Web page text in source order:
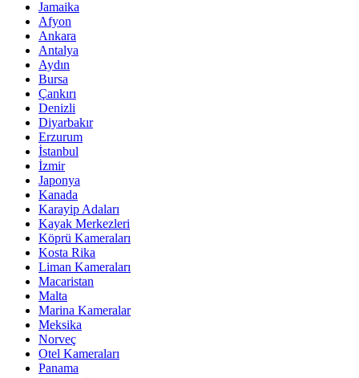
Jamaika
Afyon
Ankara
Antalya
Aydın
Bursa
Çankırı
Denizli
Diyarbakır
Erzurum
İstanbul
İzmir
Japonya
Kanada
Karayip Adaları
Kayak Merkezleri
Köprü Kameraları
Kosta Rika
Liman Kameraları
Macaristan
Malta
Marina Kameralar
Meksika
Norveç
Otel Kameraları
Panama